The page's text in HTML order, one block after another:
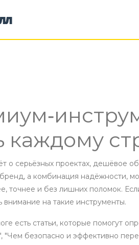
каждому
о серьёзных проектах, дешёвое
а комбинация надёжности,
точнее и без лишних поломок.
внимание на такие инструменты.
есть статьи, которые помогут
"Чем безопасно и эффективно